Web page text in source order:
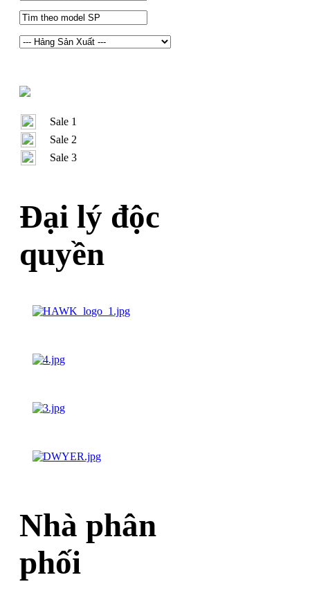
Sale 1
Sale 2
Sale 3
Đại lý độc
quyền
Nhà phân
phối